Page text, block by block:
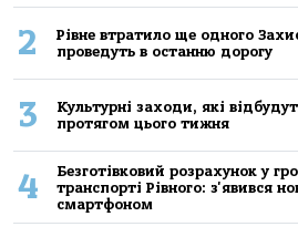
2
Рівне втратило ще одного
проведуть в останню дорогу
3
Культурні заходи, які
протягом цього тижня
4
Безготівковий розрахунок у
транспорті Рівного: з'явився
смартфоном